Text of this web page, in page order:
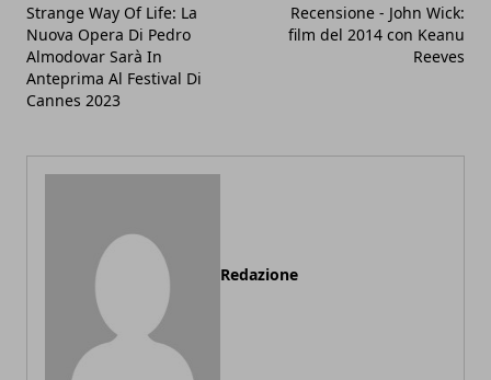
Strange Way Of Life: La
Nuova Opera Di Pedro
Almodovar Sarà In
Anteprima Al Festival Di
Cannes 2023
Recensione - John Wick:
film del 2014 con Keanu
Reeves
Redazione